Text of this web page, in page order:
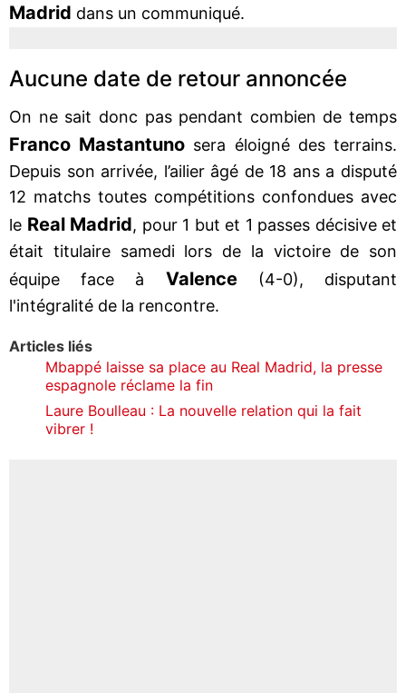
Madrid dans un communiqué.
Aucune date de retour annoncée
On ne sait donc pas pendant combien de temps
Franco Mastantuno sera éloigné des terrains.
Depuis son arrivée, l’ailier âgé de 18 ans a disputé
12 matchs toutes compétitions confondues avec
le Real Madrid, pour 1 but et 1 passes décisive et
était titulaire samedi lors de la victoire de son
équipe face à
Valence(4-0), disputant
l'intégralité de la rencontre.
Articles liés
Mbappé laisse sa place au Real Madrid, la presse
espagnole réclame la fin
Laure Boulleau : La nouvelle relation qui la fait
vibrer !